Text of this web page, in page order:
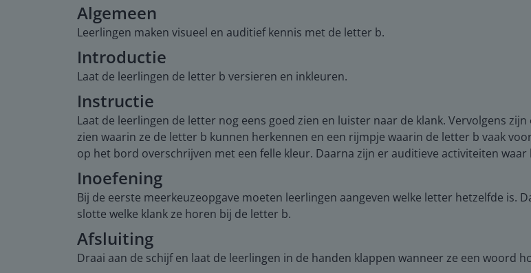
Algemeen
Leerlingen maken visueel en auditief kennis met de letter b.
Introductie
Laat de leerlingen de letter b versieren en inkleuren.
Instructie
Laat de leerlingen de letter nog eens goed zien en luister naar de klank. Vervolgens
zien waarin ze de letter b kunnen herkennen en een rijmpje waarin de letter b vaak
op het bord overschrijven met een felle kleur. Daarna zijn er auditieve activiteiten
Inoefening
Bij de eerste meerkeuzeopgave moeten leerlingen aangeven welke letter hetzelfde is.
slotte welke klank ze horen bij de letter b.
Afsluiting
Draai aan de schijf en laat de leerlingen in de handen klappen wanneer ze een woord